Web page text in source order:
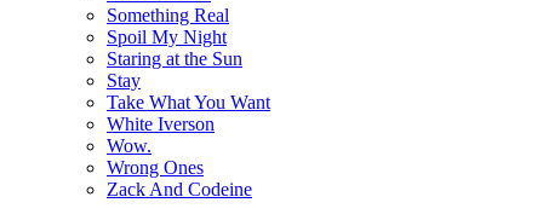
Something Real
Spoil My Night
Staring at the Sun
Stay
Take What You Want
White Iverson
Wow.
Wrong Ones
Zack And Codeine